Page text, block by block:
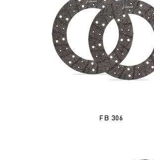
FB 306